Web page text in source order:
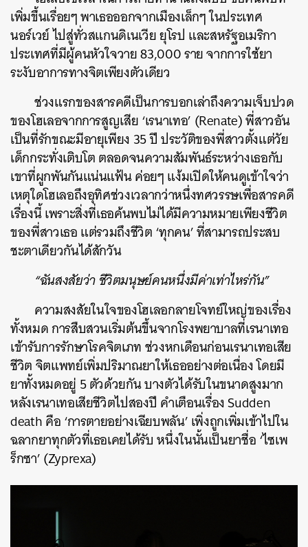
เพิ่มขึ้นเรื่อยๆ พาเธอออกจากเมืองเล็กๆ ในประเทศ
นอร์เวย์ ไปสู่ทั่วสแกนดิเนเวีย ยุโรป และสหรัฐอเมริกา
ประเทศที่มีผู้คนหัวใจวาย 83,000 ราย จากการใช้ยา
ระงับอาการทางจิตเพียงตัวเดียว
ช่วงแรกของสารคดีเป็นการบอกเล่าถึงความเจ็บปวด
ของโฮเลอจากการสูญเสีย ‘เรนาเทอ’ (Renate)พี่สาวอัน
เป็นที่รักขณะมีอายุเพียง 35 ปี ประวัติของพี่สาวตั้งแต่วัย
เด็กกระทั่งเติบโต ตลอดจนความสัมพันธ์ระหว่างเธอกับ
เขาที่ผูกพันกันแน่นแฟ้น ค่อยๆ แง้มเปิดให้คนดูเข้าใจว่า
เหตุใดโฮเลอถึงอุทิศช่วงเวลากว่าหนึ่งทศวรรษเพื่อสารคดี
เรื่องนี้ เพราะสิ่งที่เธอค้นพบไม่ได้มีความหมายเพียงชีวิต
ของพี่สาวเธอ แต่รวมถึงชีวิต ‘ทุกคน’ ที่สามารถประสบ
ชะตาเดียวกันได้สักวัน
“ฉันสงสัยว่า ชีวิตมนุษย์คนหนึ่งมีค่าเท่าไหร่กัน”
ความสงสัยในใจของโฮเลอกลายโจทย์ใหญ่ของเรื่อง
ทั้งหมด การสืบสวนเริ่มต้นขึ้นจากโรงพยาบาลที่เรนาเทอ
เข้ารับการรักษาโรคจิตเภท ช่วงหกเดือนก่อนเรนาเทอเสีย
ชีวิต จิตแพทย์เพิ่มปริมาณยาให้เธออย่างต่อเนื่อง โดยมี
ยาทั้งหมดอยู่ 5 ตัวด้วยกัน บางตัวได้รับในขนาดสูงมาก
หลังเรนาเทอเสียชีวิตไปสองปี คำเตือนเรื่อง Sudden
death คือ ‘การตายอย่างเฉียบพลัน’ เพิ่งถูกเพิ่มเข้าไปใน
ฉลากยาทุกตัวที่เธอเคยได้รับ หนึ่งในนั้นเป็นยาชื่อ ‘ไซเพ
ร็กซา’ (Zyprexa)